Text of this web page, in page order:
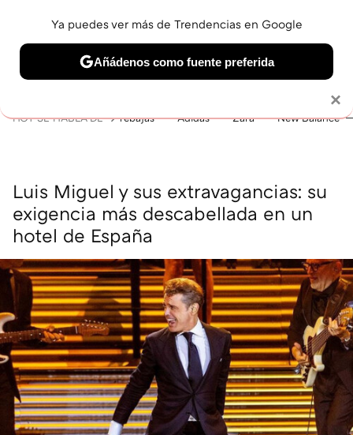
BELLEZA SHOPPING VIAJES GASTRO SNEAKERS
HOY SE HABLA DE rebajas Adidas Zara New Balance
Luis Miguel y sus extravagancias: su
exigencia más descabellada en un
hotel de España
×
Ya puedes ver más de Trendencias en Google
Añádenos como fuente preferida